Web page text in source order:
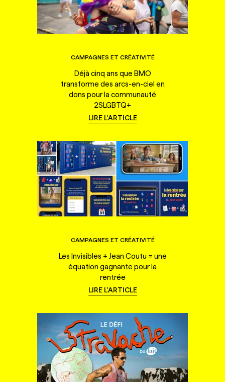
CAMPAGNES ET CRÉATIVITÉ
Déjà cinq ans que BMO
transforme des arcs-en-ciel en
dons pour la communauté
2SLGBTQ+
LIRE L'ARTICLE
CAMPAGNES ET CRÉATIVITÉ
Les Invisibles + Jean Coutu = une
équation gagnante pour la
rentrée
LIRE L'ARTICLE